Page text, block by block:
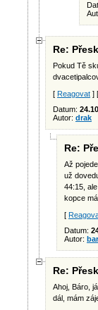
Re:
Pokud Tě
[ Reagovat ] [
Datum:
Autor: drak
Re:
Až
už
44:15,
kopce
[
Datum:
Autor:
Re:
Ahoj, Báro,
dál, mám